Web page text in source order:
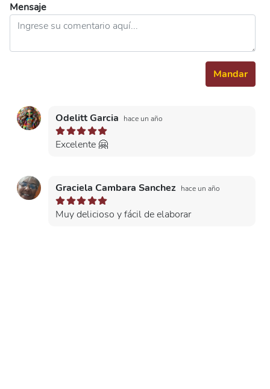
Mensaje
Mandar
Odelitt Garcia hace un año
Excelente 🤗
Graciela Cambara Sanchez hace un año
Muy delicioso y fácil de elaborar